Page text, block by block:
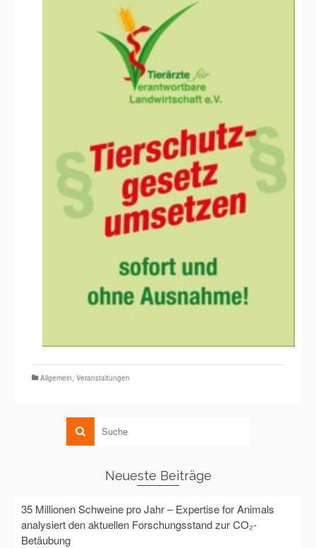
Allgemein Veranstaltungen
Neueste Beiträge
35 Millionen Schweine pro Jahr – Expertise for Animals
analysiert den aktuellen Forschungsstand zur CO₂-
Betäubung